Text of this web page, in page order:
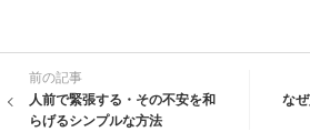
前の記事
人前で緊張する・その不安を和
らげるシンプルな方法
な